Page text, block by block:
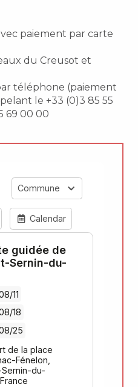
paiement par carte
du Creusot et
téléphone (paiement
le +33 (0)3 85 55
69 00 00